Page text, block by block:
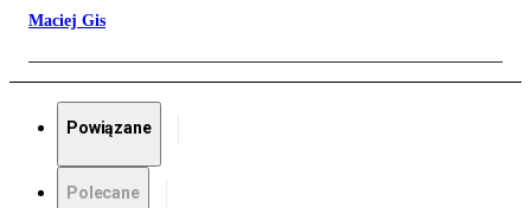
Maciej Gis
Powiązane
Polecane